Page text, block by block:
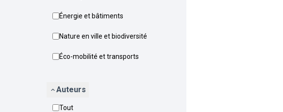
Énergie et bâtiments
Nature en ville et biodiversité
Éco-mobilité et transports
Auteurs
Tout